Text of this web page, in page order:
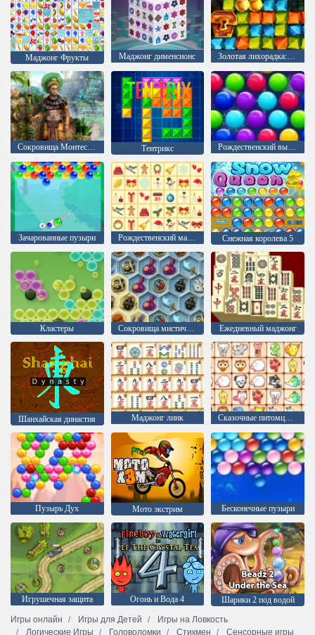
Маджонг Фрукты Mаджонг дименсионс Золотая лихорадка: Охотник за сокровищами
Сокровища Монтесумы 2 Тентрикс Рождественский выпуск: Забавные пузыри
Зачарованные пузыри Рождественский маджонг Снежная королева 5
Кластеры Сокровища мистического моря Ежедневный маджонг
Шанхайская династия Маджонг линк Сказочные питомцы связь
Пузырь Дух Мото экстрим Бесконечные пузыри
Игрушечная защита Огонь и Вода 4
Шарики 2 под водой
Игры онлайн
Игры для Детей
Игры на Ловкость
Логические Игры
Головоломки Стикмен
Сенсорные игры